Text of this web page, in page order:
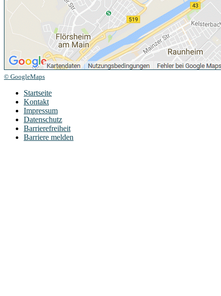
© GoogleMaps
Startseite
Kontakt
Impressum
Datenschutz
Barrierefreiheit
Barriere melden